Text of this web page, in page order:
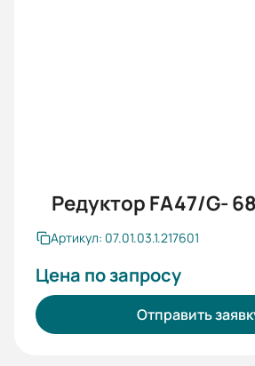
Редуктор
Артикул: 07.01.03.1.217601
Цена по запросу
Отправить